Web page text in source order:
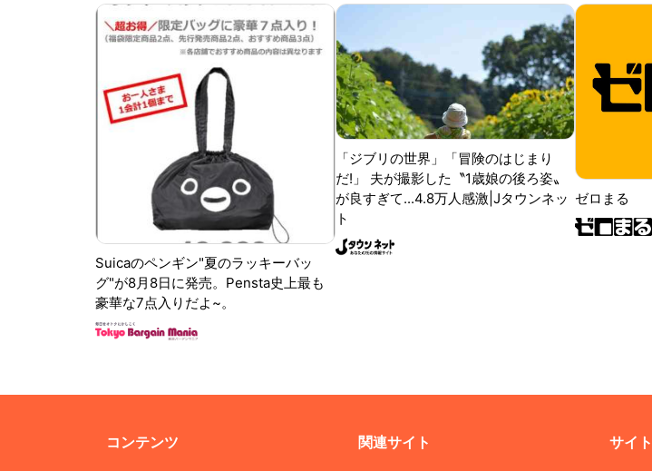
Suicaのペンギン"夏のラッキーバッ
グ"が8月8日に発売。Pensta史上最も
豪華な7点入りだよ~。
「ジブリの世界」「冒険のはじまり
だ!」 夫が撮影した〝1歳娘の後ろ姿〟
が良すぎて...4.8万人感激|Jタウンネッ
ト
ゼロまる
コンテンツ 関連サイト サイ